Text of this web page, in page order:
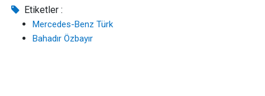
Etiketler :
Mercedes-Benz Türk
Bahadır Özbayır